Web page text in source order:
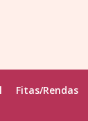
Fitas/Rendas